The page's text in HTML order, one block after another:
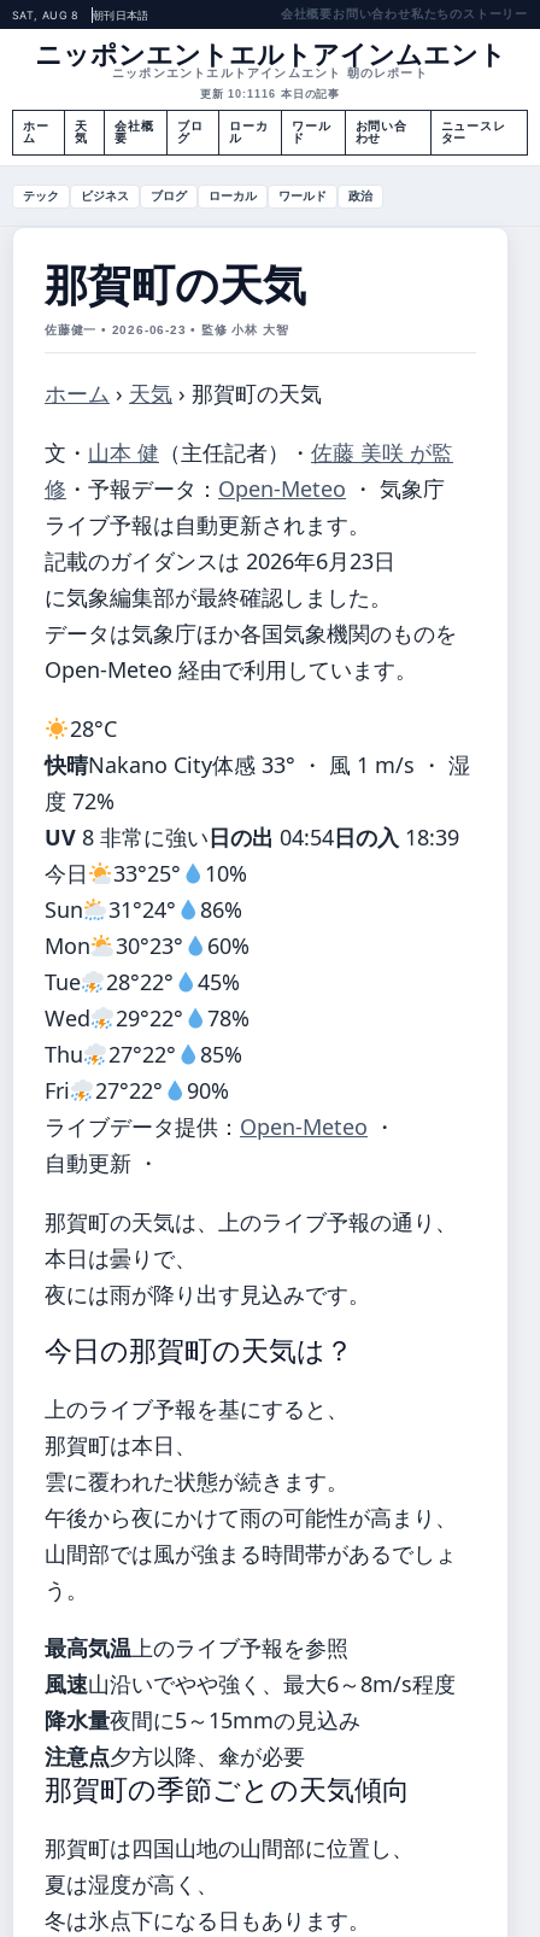
SAT, AUG 8 朝刊日本語 会社概要お問い合わせ私たちのストーリー
ニッポンエントエルトアインムエント
ニッポンエントエルトアインムエント 朝のレポート
更新 10:1116 本日の記事
ホー
ム
天
気
会社概
要
ブロ
グ
ローカ
ル
ワール
ド
お問い合
わせ
ニュースレ
ター
テック ビジネス ブログ ローカル ワールド 政治
那賀町の天気
佐藤健一 • 2026-06-23 • 監修 小林 大智
ホーム › 天気 › 那賀町の天気
文・ 山本 健 （主任記者） ・ 佐藤 美咲 が監
修 ・ 予報データ： Open-Meteo ・ 気象庁
ライブ予報は自動更新されます。
記載のガイダンスは 2026年6月23日
に気象編集部が最終確認しました。
データは気象庁ほか各国気象機関のものを
Open-Meteo 経由で利用しています。
28°C
快晴Nakano City体感 33° ・ 風 1 m/s ・ 湿
度 72%
UV 8 非常に強い日の出 04:54日の入 18:39
今日
33°25°
10%
Sun
31°24°
86%
Mon
30°23°
60%
Tue
28°22°
45%
Wed
29°22°
78%
Thu
27°22°
85%
Fri
27°22°
90%
ライブデータ提供： Open-Meteo ・
自動更新 ・
那賀町の天気は、上のライブ予報の通り、
本日は曇りで、
夜には雨が降り出す見込みです。
今日の那賀町の天気は？
上のライブ予報を基にすると、
那賀町は本日、
雲に覆われた状態が続きます。
午後から夜にかけて雨の可能性が高まり、
山間部では風が強まる時間帯があるでしょ
う。
最高気温上のライブ予報を参照
風速山沿いでやや強く、最大6～8m/s程度
降水量夜間に5～15mmの見込み
注意点夕方以降、傘が必要
那賀町の季節ごとの天気傾向
那賀町は四国山地の山間部に位置し、
夏は湿度が高く、
冬は氷点下になる日もあります。